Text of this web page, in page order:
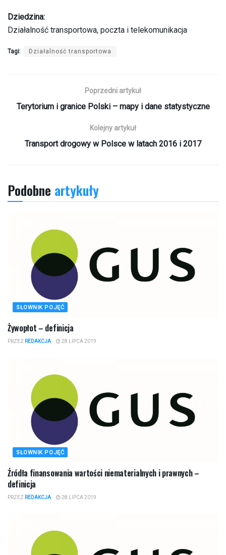
Dziedzina:
Działalność transportowa, poczta i telekomunikacja
Tagi: Działalność transportowa
Poprzedni artykuł
Terytorium i granice Polski – mapy i dane statystyczne
Kolejny artykuł
Transport drogowy w Polsce w latach 2016 i 2017
Podobne artykuły
SŁOWNIK POJĘĆ
Żywopłot – definicja
PRZEZ REDAKCJA 28 LIPCA 2019
SŁOWNIK POJĘĆ
Źródła finansowania wartości niematerialnych i prawnych –
definicja
PRZEZ REDAKCJA 28 LIPCA 2019